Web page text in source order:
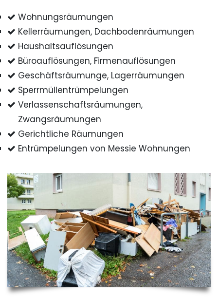
Wohnungsräumungen
Kellerräumungen, Dachbodenräumungen
Haushaltsauflösungen
Büroauflösungen, Firmenauflösungen
Geschäftsräumunge, Lagerräumungen
Sperrmüllentrümpelungen
Verlassenschaftsräumungen,
Zwangsräumungen
Gerichtliche Räumungen
Entrümpelungen von Messie Wohnungen